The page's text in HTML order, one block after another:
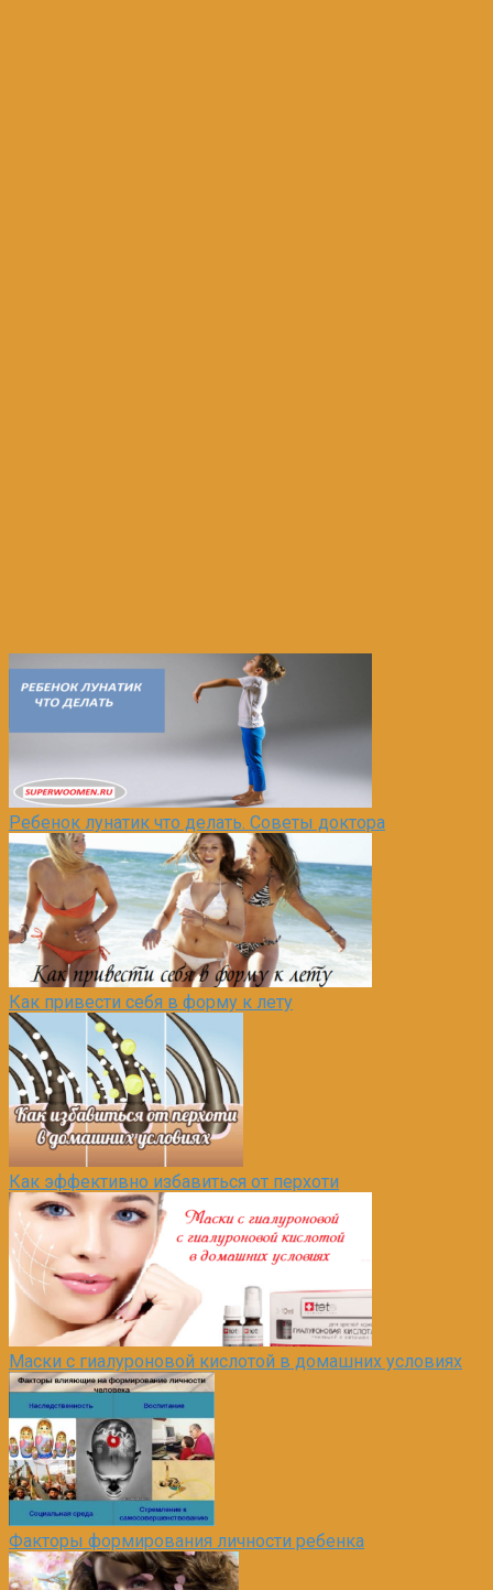
Ребенок лунатик что делать. Советы доктора
Как привести себя в форму к лету
Как эффективно избавиться от перхоти
Маски с гиалуроновой кислотой в домашних условиях
Факторы формирования личности ребенка